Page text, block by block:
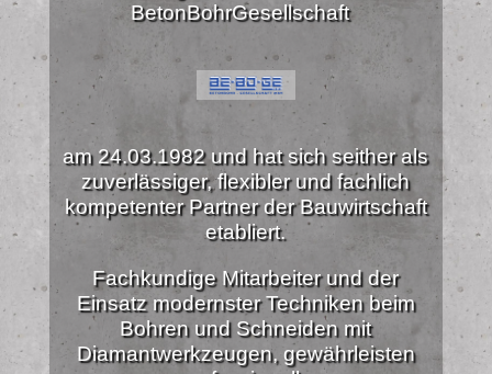
BetonBohrGesellschaft
am 24.03.1982 und hat sich seither als
zuverlässiger, flexibler und fachlich
kompetenter Partner der Bauwirtschaft
etabliert.
Fachkundige Mitarbeiter und der
Einsatz modernster Techniken beim
Bohren und Schneiden mit
Diamantwerkzeugen, gewährleisten